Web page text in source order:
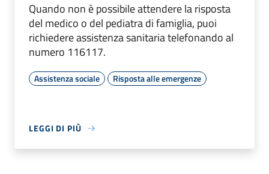
Quando non è possibile attendere la risposta
del medico o del pediatra di famiglia, puoi
richiedere assistenza sanitaria telefonando al
numero 116117.
Assistenza sociale Risposta alle emergenze
LEGGI DI PIÙ